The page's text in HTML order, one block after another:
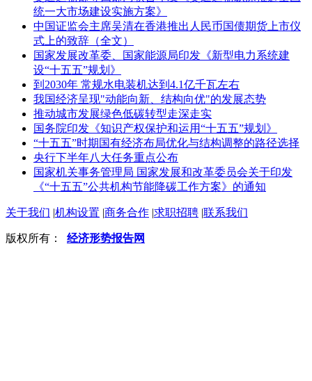
统一大市场建设实施方案》
中国证监会主席吴清在香港推出人民币国债期货上市仪
式上的致辞（全文）
国家发展改革委、国家能源局印发《新型电力系统建
设“十五五”规划》
到2030年 常规水电装机达到4.1亿千瓦左右
我国经济呈现"动能向新、结构向优"的发展态势
推动城市发展绿色低碳转型走深走实
国务院印发《知识产权保护和运用“十五五”规划》
“十五五”时期国有经济布局优化与结构调整的路径选择
央行下半年八大任务重点公布
国家机关事务管理局 国家发展和改革委员会关于印发
《“十五五”公共机构节能降碳工作方案》的通知
关于我们 |机构设置 |商务合作 |求职招聘 |联系我们
版权所有： 经济形势报告网